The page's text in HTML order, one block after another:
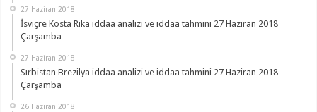
27 Haziran 2018
İsviçre Kosta Rika iddaa analizi ve iddaa tahmini 27 Haziran 2018
Çarşamba
27 Haziran 2018
Sırbistan Brezilya iddaa analizi ve iddaa tahmini 27 Haziran 2018
Çarşamba
26 Haziran 2018